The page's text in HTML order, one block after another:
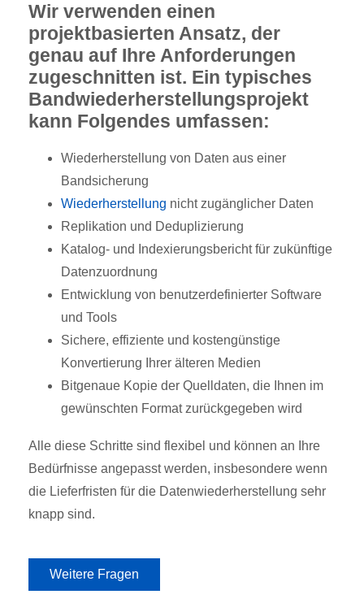
Wir verwenden einen
projektbasierten Ansatz, der
genau auf Ihre Anforderungen
zugeschnitten ist. Ein typisches
Bandwiederherstellungsprojekt
kann Folgendes umfassen:
Wiederherstellung von Daten aus einer
Bandsicherung
Wiederherstellung nicht zugänglicher Daten
Replikation und Deduplizierung
Katalog- und Indexierungsbericht für zukünftige
Datenzuordnung
Entwicklung von benutzerdefinierter Software
und Tools
Sichere, effiziente und kostengünstige
Konvertierung Ihrer älteren Medien
Bitgenaue Kopie der Quelldaten, die Ihnen im
gewünschten Format zurückgegeben wird
Alle diese Schritte sind flexibel und können an Ihre
Bedürfnisse angepasst werden, insbesondere wenn
die Lieferfristen für die Datenwiederherstellung sehr
knapp sind.
Weitere Fragen